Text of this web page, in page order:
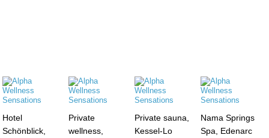
Hotel
Schönblick,
Private
wellness,
Private sauna,
Kessel-Lo
Nama Springs
Spa, Edenarc